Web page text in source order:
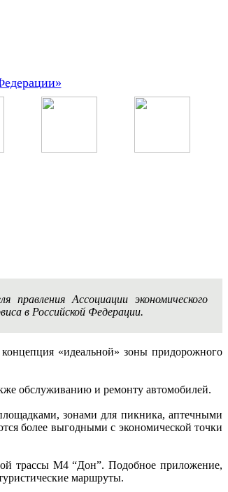
Ассоциации экономического
в Российской Федерации.
«идеальной» зоны придорожного
обслуживанию и ремонту автомобилей.
зонами для пикника, аптечными
более выгодными с экономической точки
трассы М4 “Дон”. Подобное приложение,
маршруты.